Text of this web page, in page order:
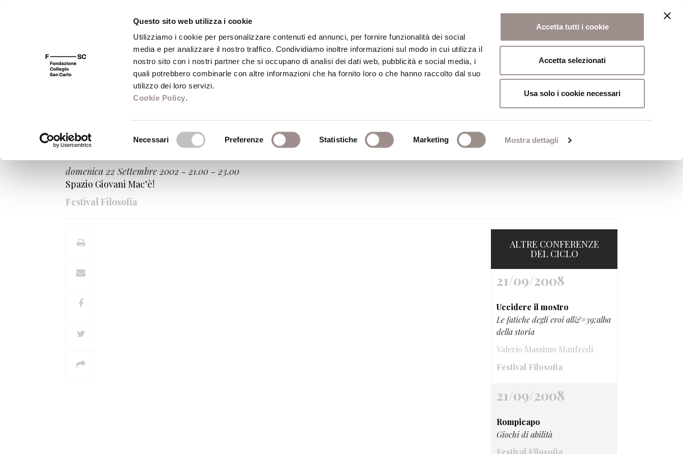
Questo sito web utilizza i cookie
Utilizziamo i cookie per personalizzare contenuti ed annunci, per fornire funzionalità dei social
media e per analizzare il nostro traffico. Condividiamo inoltre informazioni sul modo in cui utilizza il
nostro sito con i nostri partner che si occupano di analisi dei dati web, pubblicità e social media, i
quali potrebbero combinarle con altre informazioni che ha fornito loro o che hanno raccolto dal suo
utilizzo dei loro servizi.
Cookie Policy.
Necessari Preferenze Statistiche Marketing Mostra dettagli
Accetta tutti i cookie
Accetta selezionati
Usa solo i cookie necessari
FSC 400 Fondazione Biblioteca Centro Culturale Centro Studi Religiosi Scuola Alti Studi
Domenica Carpi
Bellonline
domenica 22 Settembre 2002 - 21.00 - 23.00
Spazio Giovani Mac’è!
Festival Filosofia
ALTRE CONFERENZE
DEL CICLO
21/09/2008
Uccidere il mostro
Le fatiche degli eroi all&#39;alba
della storia
Valerio Massimo Manfredi
Festival Filosofia
21/09/2008
Rompicapo
Giochi di abilità
Festival Filosofia